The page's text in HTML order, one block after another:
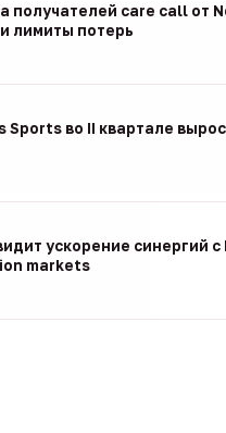
получателей care call от
лимиты потерь
Sports во II квартале
ускорение синергий с
markets